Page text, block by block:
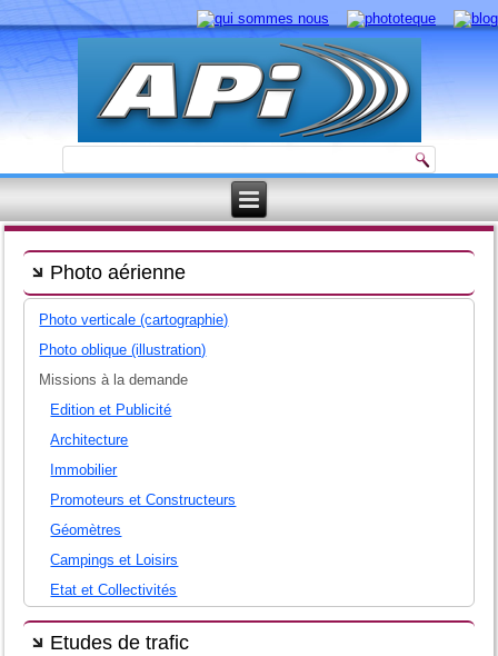
Photo aérienne
Photo verticale (cartographie)
Photo oblique (illustration)
Missions à la demande
Edition et Publicité
Architecture
Immobilier
Promoteurs et Constructeurs
Géomètres
Campings et Loisirs
Etat et Collectivités
Etudes de trafic